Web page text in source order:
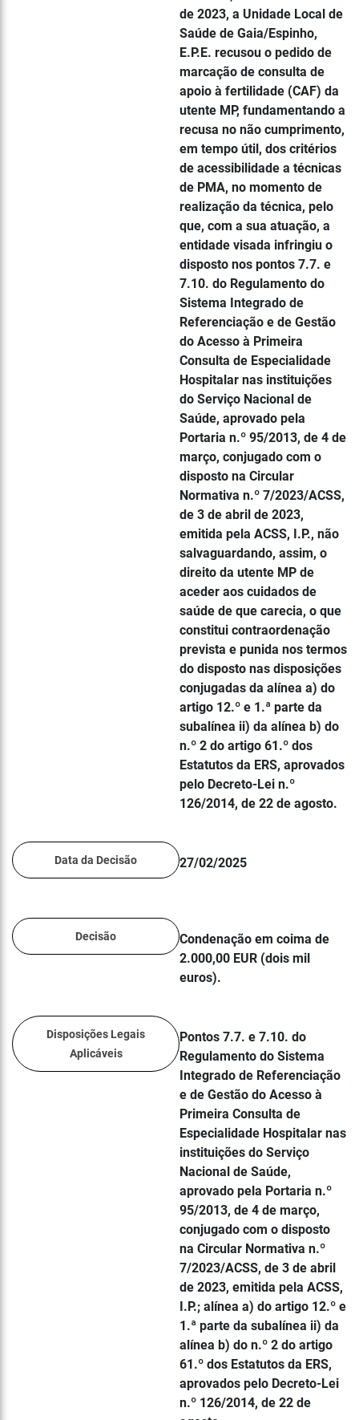
de 2023, a Unidade Local de
Saúde de Gaia/Espinho,
E.P.E. recusou o pedido de
marcação de consulta de
apoio à fertilidade (CAF) da
utente MP, fundamentando a
recusa no não cumprimento,
em tempo útil, dos critérios
de acessibilidade a técnicas
de PMA, no momento de
realização da técnica, pelo
que, com a sua atuação, a
entidade visada infringiu o
disposto nos pontos 7.7. e
7.10. do Regulamento do
Sistema Integrado de
Referenciação e de Gestão
do Acesso à Primeira
Consulta de Especialidade
Hospitalar nas instituições
do Serviço Nacional de
Saúde, aprovado pela
Portaria n.º 95/2013, de 4 de
março, conjugado com o
disposto na Circular
Normativa n.º 7/2023/ACSS,
de 3 de abril de 2023,
emitida pela ACSS, I.P., não
salvaguardando, assim, o
direito da utente MP de
aceder aos cuidados de
saúde de que carecia, o que
constitui contraordenação
prevista e punida nos termos
do disposto nas disposições
conjugadas da alínea a) do
artigo 12.º e 1.ª parte da
subalínea ii) da alínea b) do
n.º 2 do artigo 61.º dos
Estatutos da ERS, aprovados
pelo Decreto-Lei n.º
126/2014, de 22 de agosto.
Data da Decisão 27/02/2025
Decisão
Condenação em coima de
2.000,00 EUR (dois mil
euros).
Disposições Legais
Aplicáveis
Pontos 7.7. e 7.10. do
Regulamento do Sistema
Integrado de Referenciação
e de Gestão do Acesso à
Primeira Consulta de
Especialidade Hospitalar nas
instituições do Serviço
Nacional de Saúde,
aprovado pela Portaria n.º
95/2013, de 4 de março,
conjugado com o disposto
na Circular Normativa n.º
7/2023/ACSS, de 3 de abril
de 2023, emitida pela ACSS,
I.P.; alínea a) do artigo 12.º e
1.ª parte da subalínea ii) da
alínea b) do n.º 2 do artigo
61.º dos Estatutos da ERS,
aprovados pelo Decreto-Lei
n.º 126/2014, de 22 de